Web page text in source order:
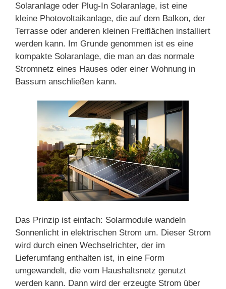
Solaranlage oder Plug-In Solaranlage, ist eine
kleine Photovoltaikanlage, die auf dem Balkon, der
Terrasse oder anderen kleinen Freiflächen installiert
werden kann. Im Grunde genommen ist es eine
kompakte Solaranlage, die man an das normale
Stromnetz eines Hauses oder einer Wohnung in
Bassum anschließen kann.
Das Prinzip ist einfach: Solarmodule wandeln
Sonnenlicht in elektrischen Strom um. Dieser Strom
wird durch einen Wechselrichter, der im
Lieferumfang enthalten ist, in eine Form
umgewandelt, die vom Haushaltsnetz genutzt
werden kann. Dann wird der erzeugte Strom über